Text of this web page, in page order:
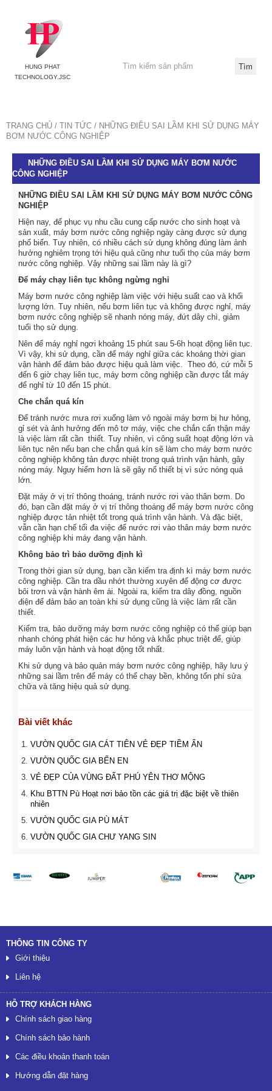
HUNG PHAT
TECHNOLOGY.JSC
TRANG CHỦ TIN TỨC
NHỮNG ĐIỀU SAI LẦM KHI SỬ DỤNG MÁY
BƠM NƯỚC CÔNG NGHIỆP
NHỮNG ĐIỀU SAI LẦM KHI SỬ DỤNG MÁY BƠM NƯỚC
CÔNG NGHIỆP
NHỮNG ĐIỀU SAI LẦM KHI SỬ DỤNG MÁY BƠM NƯỚC CÔNG
NGHIỆP
Hiện nay, để phục vụ nhu cầu cung cấp nước cho sinh hoạt và
sản xuất, máy bơm nước công nghiệp ngày càng được sử dụng
phổ biến. Tuy nhiên, có nhiều cách sử dụng không đúng làm ảnh
hưởng nghiêm trọng tới hiệu quả cũng như tuổi thọ của máy bơm
nước công nghiệp. Vậy những sai lầm này là gì?
Để máy chạy liên tục không ngừng nghỉ
Máy bơm nước công nghiệp làm việc với hiệu suất cao và khối
lượng lớn. Tuy nhiên, nếu bơm liên tục và không được nghỉ, máy
bơm nước công nghiệp sẽ nhanh nóng máy, đứt dây chì, giảm
tuổi thọ sử dụng.
Nên để máy nghỉ ngơi khoảng 15 phút sau 5-6h hoạt động liên tục.
Vì vậy, khi sử dụng, cần để máy nghỉ giữa các khoảng thời gian
vận hành để đảm bảo được hiệu quả làm việc. Theo đó, cứ mỗi 5
đến 6 giờ chạy liên tục, máy bơm công nghiệp cần được tắt máy
để nghỉ từ 10 đến 15 phút.
Che chắn quá kín
Để tránh nước mưa rơi xuống làm vỏ ngoài máy bơm bị hư hỏng,
gỉ sét và ảnh hưởng đến mô tơ máy, việc che chắn cẩn thận máy
là việc làm rất cần thiết. Tuy nhiên, vì công suất hoạt động lớn và
liên tục nên nếu bạn che chắn quá kín sẽ làm cho máy bơm nước
công nghiệp không tản được nhiệt trong quá trình vận hành, gây
nóng máy. Nguy hiểm hơn là sẽ gây nổ thiết bị vì sức nóng quá
lớn.
Đặt máy ở vị trí thông thoáng, tránh nước rơi vào thân bơm. Do
đó, bạn cần đặt máy ở vị trí thông thoáng để máy bơm nước công
nghiệp được tản nhiệt tốt trong quá trình vận hành. Và đặc biệt,
vẫn cần hạn chế tối đa việc để nước rơi vào thân máy bơm nước
công nghiệp khi máy đang vận hành.
Không bảo trì bảo dưỡng định kì
Trong thời gian sử dụng, bạn cần kiểm tra định kì máy bơm nước
công nghiệp. Cần tra dầu nhớt thường xuyên để động cơ được
bôi trơn và vận hành êm ái. Ngoài ra, kiểm tra dây đồng, nguồn
điện để đảm bảo an toàn khi sử dụng cũng là việc làm rất cần
thiết.
Kiểm tra, bảo dưỡng máy bơm nước công nghiệp có thể giúp bạn
nhanh chóng phát hiện các hư hỏng và khắc phục triệt để, giúp
máy luôn vận hành và hoạt động tốt nhất.
Khi sử dụng và bảo quản máy bơm nước công nghiệp, hãy lưu ý
những sai lầm trên để máy có thể chạy bền, không tốn phí sửa
chữa và tăng hiệu quả sử dụng.
Bài viết khác
VƯỜN QUỐC GIA CÁT TIÊN VẺ ĐẸP TIỀM ẨN
VƯỜN QUỐC GIA BẾN EN
VẺ ĐẸP CỦA VÙNG ĐẤT PHÚ YÊN THƠ MỘNG
Khu BTTN Pù Hoạt nơi bảo tồn các giá trị đặc biệt về thiên
nhiên
VƯỜN QUỐC GIA PÙ MÁT
VƯỜN QUỐC GIA CHƯ YANG SIN
THÔNG TIN CÔNG TY
Giới thiệu
Liên hệ
HỖ TRỢ KHÁCH HÀNG
Chính sách giao hàng
Chính sách bảo hành
Các điều khoản thanh toán
Hướng dẫn đặt hàng